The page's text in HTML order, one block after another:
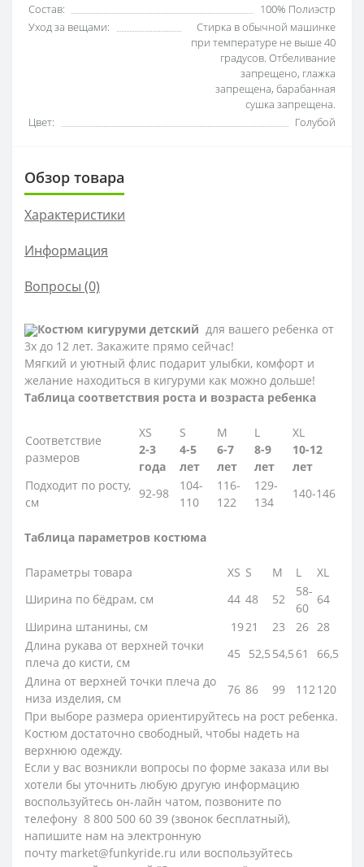
Состав:
100% Полиэстр
Уход за вещами:
Стирка в обычной машинке
при температуре не выше 40
градусов. Отбеливание
запрещено, глажка
запрещена, барабанная
сушка запрещена.
Цвет:
Голубой
Обзор товара
Характеристики
Информация
Вопросы (0)
Костюм кигуруми детский для вашего ребенка от
3х до 12 лет. Закажите прямо сейчас!
Мягкий и уютный флис подарит улыбки, комфорт и
желание находиться в кигуруми как можно дольше!
Таблица соответствия роста и возраста ребенка
Соответствие
размеров
XS
2-3
года
S
4-5
лет
M
6-7
лет
L
8-9
лет
XL
10-12
лет
Подходит по росту,
см
92-98
104-
110
116-
122
129-
134
140-146
Таблица параметров костюма
Параметры товара XS S M L
XL
Ширина по бёдрам, см
44 48 52
58-
60
64
Ширина штанины, см
1921 23 26 28
Длина рукава от верхней точки
плеча до кисти, см
45 52,5 54,5 61
66,5
Длина от верхней точки плеча до
низа изделия, см
76 86 99 112120
При выборе размера ориентируйтесь на рост ребенка.
Костюм достаточно свободный, чтобы надеть на
верхнюю одежду.
Если у вас возникли вопросы по форме заказа или вы
хотели бы уточнить любую другую информацию
воспользуйтесь он-лайн чатом, позвоните по
телефону 8 800 500 60 39 (звонок бесплатный),
напишите нам на электронную
почту market@funkyride.ru или воспользуйтесь